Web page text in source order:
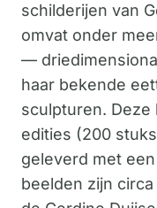
schilderijen van
omvat onder
—
haar bekende
sculpturen. Deze
edities (200
geleverd met
beelden zijn